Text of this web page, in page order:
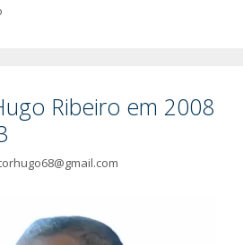
Ribeiro em 2008